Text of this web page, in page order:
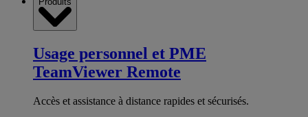
Usage personnel et PME
TeamViewer Remote
Accès et assistance à distance rapides et sécurisés.